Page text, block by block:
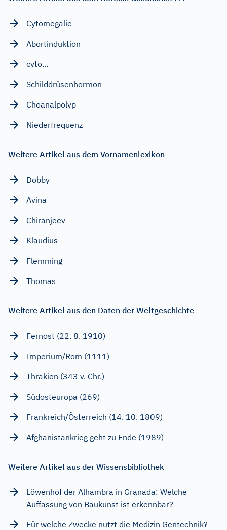
Cytomegalie
Abortinduktion
cyto...
Schilddrüsenhormon
Choanalpolyp
Niederfrequenz
Weitere Artikel aus dem Vornamenlexikon
Dobby
Avina
Chiranjeev
Klaudius
Flemming
Thomas
Weitere Artikel aus den Daten der Weltgeschichte
Fernost (22. 8. 1910)
Imperium/Rom (1111)
Thrakien (343 v. Chr.)
Südosteuropa (269)
Frankreich/Österreich (14. 10. 1809)
Afghanistankrieg geht zu Ende (1989)
Weitere Artikel aus der Wissensbibliothek
Löwenhof der Alhambra in Granada: Welche
Auffassung von Baukunst ist erkennbar?
Für welche Zwecke nutzt die Medizin Gentechnik?